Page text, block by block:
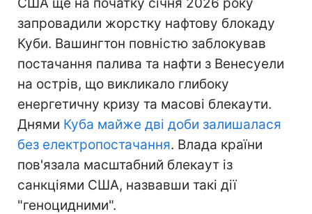
запровадили жорстку нафтову блокаду
Куби. Вашингтон повністю заблокував
постачання палива та нафти з Венесуели
на острів, що викликало глибоку
енергетичну кризу та масові блекаути.
Днями Куба майже дві доби залишалася
без електропостачання. Влада країни
пов'язала масштабний блекаут із
санкціями США, назвавши такі дії
"геноцидними".